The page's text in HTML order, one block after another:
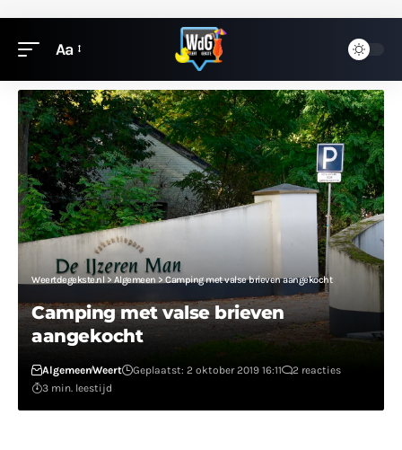
Aa
Weertdegekste.nl > Algemeen > Camping met valse brieven aangekocht
Camping met valse brieven
aangekocht
AlgemeenWeert Geplaatst: 2 oktober 2019 16:11
2 reacties
3 min. leestijd